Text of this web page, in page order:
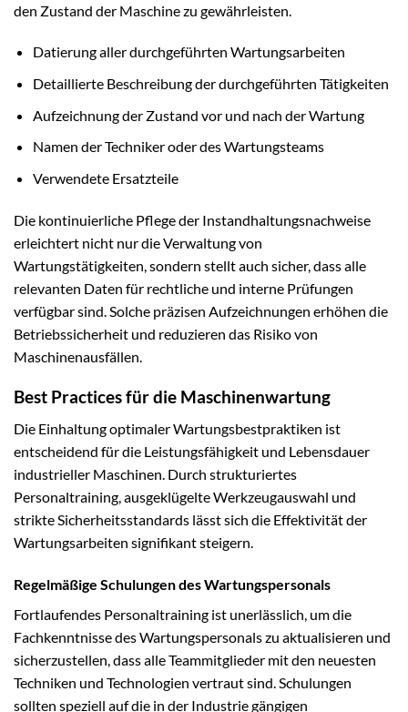
den Zustand der Maschine zu gewährleisten.
Datierung aller durchgeführten Wartungsarbeiten
Detaillierte Beschreibung der durchgeführten Tätigkeiten
Aufzeichnung der Zustand vor und nach der Wartung
Namen der Techniker oder des Wartungsteams
Verwendete Ersatzteile
Die kontinuierliche Pflege der Instandhaltungsnachweise
erleichtert nicht nur die Verwaltung von
Wartungstätigkeiten, sondern stellt auch sicher, dass alle
relevanten Daten für rechtliche und interne Prüfungen
verfügbar sind. Solche präzisen Aufzeichnungen erhöhen die
Betriebssicherheit und reduzieren das Risiko von
Maschinenausfällen.
Best Practices für die Maschinenwartung
Die Einhaltung optimaler Wartungsbestpraktiken ist
entscheidend für die Leistungsfähigkeit und Lebensdauer
industrieller Maschinen. Durch strukturiertes
Personaltraining, ausgeklügelte Werkzeugauswahl und
strikte Sicherheitsstandards lässt sich die Effektivität der
Wartungsarbeiten signifikant steigern.
Regelmäßige Schulungen des Wartungspersonals
Fortlaufendes Personaltraining ist unerlässlich, um die
Fachkenntnisse des Wartungspersonals zu aktualisieren und
sicherzustellen, dass alle Teammitglieder mit den neuesten
Techniken und Technologien vertraut sind. Schulungen
sollten speziell auf die in der Industrie gängigen